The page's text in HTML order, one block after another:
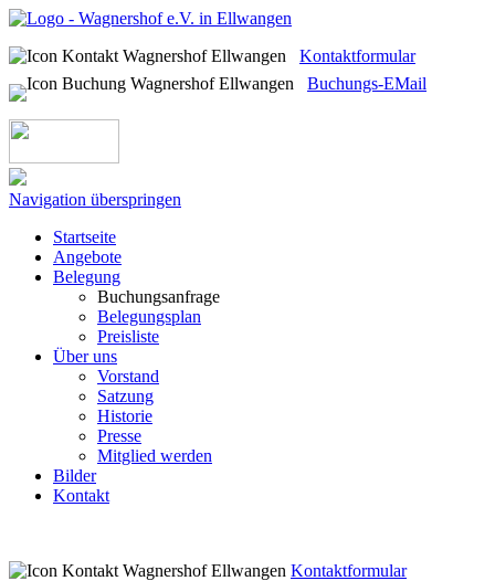
Kontaktformular
Buchungs-EMail
Navigation überspringen
Startseite
Angebote
Belegung
Buchungsanfrage
Belegungsplan
Preisliste
Über uns
Vorstand
Satzung
Historie
Presse
Mitglied werden
Bilder
Kontakt
Kontaktformular